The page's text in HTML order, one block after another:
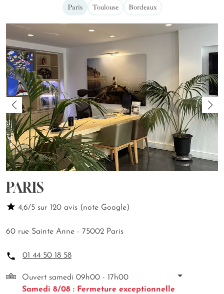
Paris Toulouse Bordeaux
PARIS
4,6/5 sur 120 avis (note Google)
60 rue Sainte Anne - 75002 Paris
01 44 50 18 58
Ouvert samedi 09h00 - 17h00
Samedi 8/08 : Fermeture exceptionnelle